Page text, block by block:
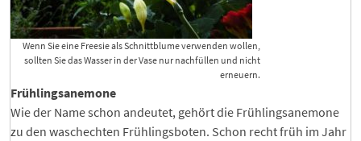
Wenn Sie eine Freesie als Schnittblume verwenden wollen,
sollten Sie das Wasser in der Vase nur nachfüllen und nicht
erneuern.
Frühlingsanemone
Wie der Name schon andeutet, gehört die Frühlingsanemone
zu den waschechten Frühlingsboten. Schon recht früh im Jahr